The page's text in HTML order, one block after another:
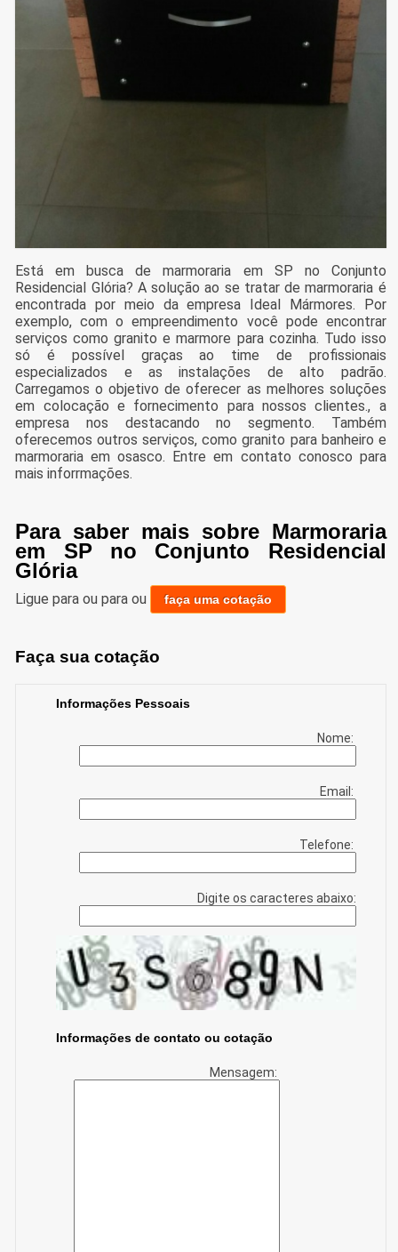
Está em busca de marmoraria em SP no Conjunto
Residencial Glória? A solução ao se tratar de marmoraria é
encontrada por meio da empresa Ideal Mármores. Por
exemplo, com o empreendimento você pode encontrar
serviços como granito e marmore para cozinha. Tudo isso
só é possível graças ao time de profissionais
especializados e as instalações de alto padrão.
Carregamos o objetivo de oferecer as melhores soluções
em colocação e fornecimento para nossos clientes., a
empresa nos destacando no segmento. Também
oferecemos outros serviços, como granito para banheiro e
marmoraria em osasco. Entre em contato conosco para
mais inforrmações.
Para saber mais sobre Marmoraria
em SP no Conjunto Residencial
Glória
Ligue paraou paraou faça uma cotação
Faça sua cotação
Informações Pessoais
Nome:
Email:
Telefone:
Digite os caracteres abaixo:
Informações de contato ou cotação
Mensagem: